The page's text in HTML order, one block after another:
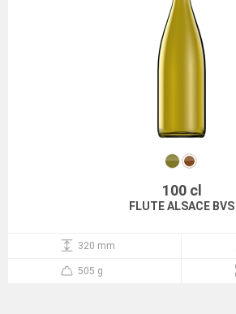
100 cl
FLUTE ALSACE BVS
320 mm
505 g